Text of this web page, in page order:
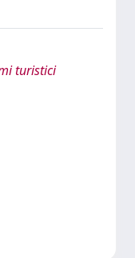
turistici